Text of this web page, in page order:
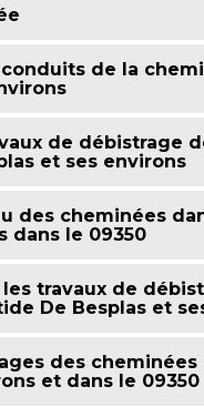
de la
de débistrage
et ses environs
des cheminées
dans le 09350
travaux de
De Besplas et
des
et dans le 09350